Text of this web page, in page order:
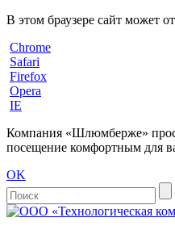
В этом браузере сайт может
Chrome
Safari
Firefox
Opera
IE
Компания «Шлюмберже»
посещение комфортным для
OK